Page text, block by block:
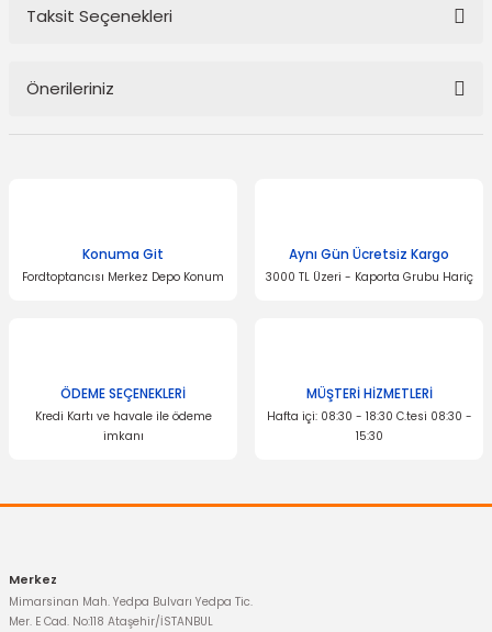
Taksit Seçenekleri
Önerileriniz
Ürün resmi kalitesiz, bozuk veya görüntülenemiyor.
Bu ürüne benzer farklı alternatifler olmalı.
Konuma Git
Fordtoptancısı Merkez Depo Konum
Aynı Gün Ücretsiz Kargo
3000 TL Üzeri - Kaporta Grubu Hariç
ÖDEME SEÇENEKLERİ
Kredi Kartı ve havale ile ödeme
imkanı
MÜŞTERİ HİZMETLERİ
Hafta içi: 08:30 - 18:30 C.tesi 08:30 -
15:30
Merkez
Mimarsinan Mah. Yedpa Bulvarı Yedpa Tic.
Mer. E Cad. No:118 Ataşehir/İSTANBUL